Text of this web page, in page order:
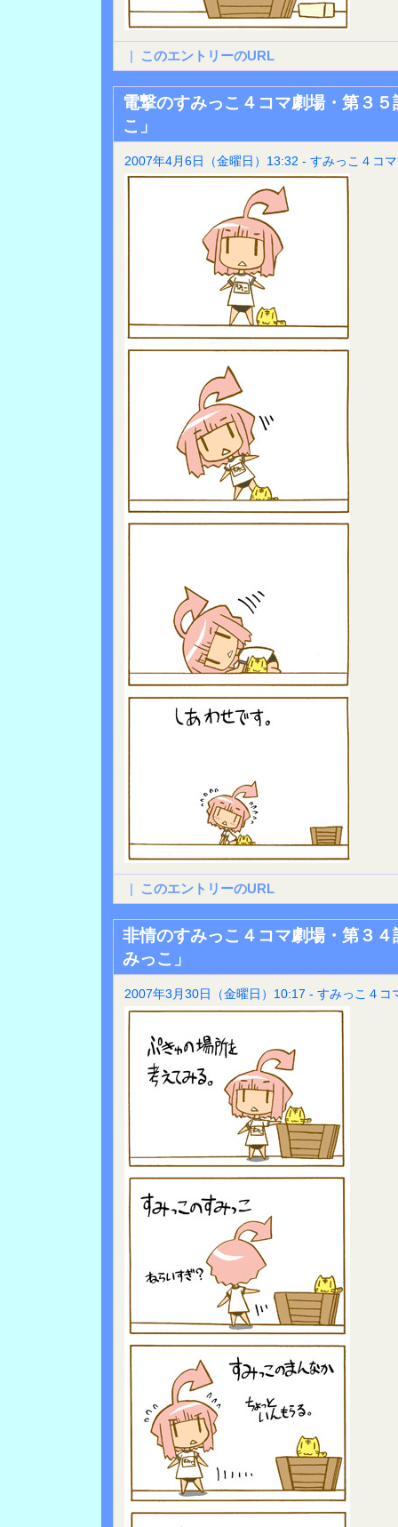
| このエントリーのURL
電撃のすみっこ４コマ劇場・第３
こ」
2007年4月6日（金曜日）13:32 - すみっこ４コマ
| このエントリーのURL
非情のすみっこ４コマ劇場・第３
みっこ」
2007年3月30日（金曜日）10:17 - すみっこ４コ